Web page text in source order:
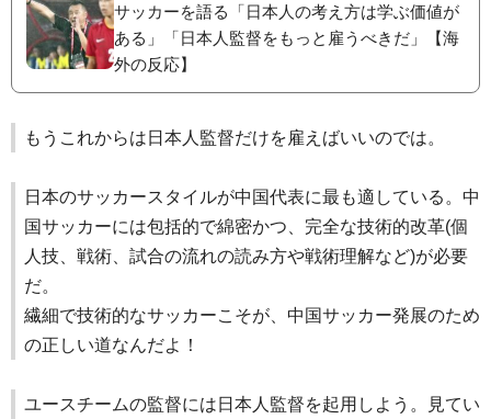
サッカーを語る「日本人の考え方は学ぶ価値が
ある」「日本人監督をもっと雇うべきだ」【海
外の反応】
もうこれからは日本人監督だけを雇えばいいのでは。
日本のサッカースタイルが中国代表に最も適している。中
国サッカーには包括的で綿密かつ、完全な技術的改革(個
人技、戦術、試合の流れの読み方や戦術理解など)が必要
だ。
繊細で技術的なサッカーこそが、中国サッカー発展のため
の正しい道なんだよ！
ユースチームの監督には日本人監督を起用しよう。見てい